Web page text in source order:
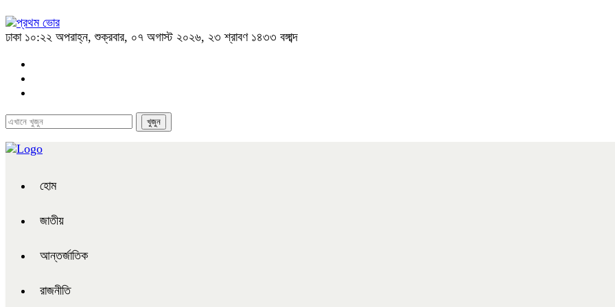
ঢাকা ১০:২২ অপরাহ্ন, শুক্রবার, ০৭ অগাস্ট ২০২৬, ২৩ শ্রাবণ ১৪৩৩ বঙ্গাব্দ
হোম
জাতীয়
আন্তর্জাতিক
রাজনীতি